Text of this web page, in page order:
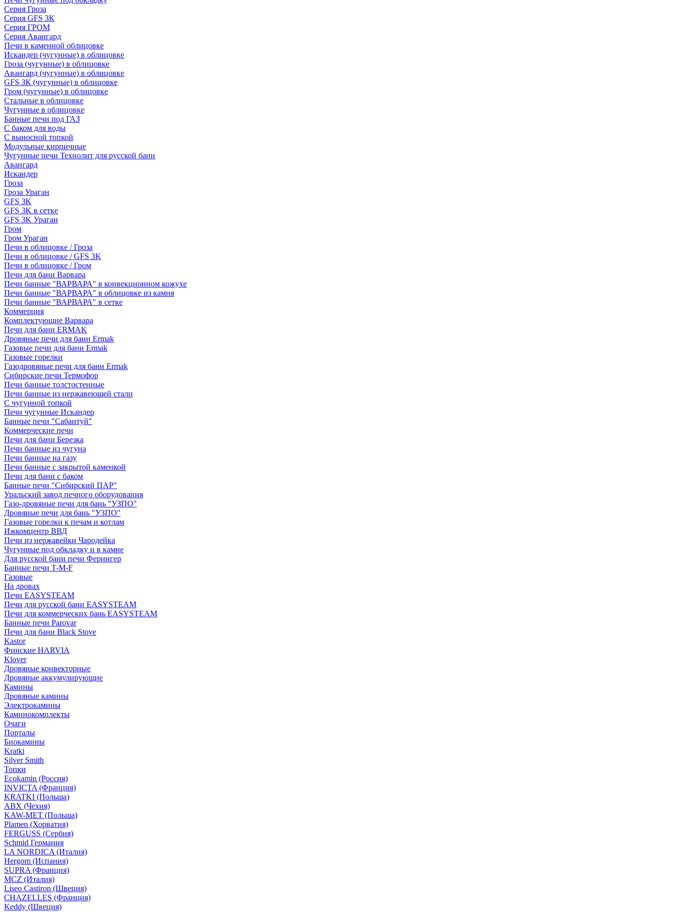
Серия Гроза
Серия GFS ЗК
Серия ГРОМ
Серия Авангард
Печи в каменной облицовке
Искандер (чугунные) в облицовке
Гроза (чугунные) в облицовке
Авангард (чугунные) в облицовке
GFS ЗК (чугунные) в облицовке
Гром (чугунные) в облицовке
Стальные в облицовке
Чугунные в облицовке
Банные печи под ГАЗ
С баком для воды
С выносной топкой
Модульные кирпичные
Чугунные печи Технолит для русской бани
Авангард
Искандер
Гроза
Гроза Ураган
GFS 3K
GFS 3K в сетке
GFS 3K Ураган
Гром
Гром Ураган
Печи в облицовке / Гроза
Печи в облицовке / GFS 3K
Печи в облицовке / Гром
Печи для бани Варвара
Печи банные "ВАРВАРА" в конвекционном кожухе
Печи банные "ВАРВАРА" в облицовке из камня
Печи банные "ВАРВАРА" в сетке
Коммерция
Комплектующие Варвара
Печи для бани ERMAK
Дровяные печи для бани Ermak
Газовые печи для бани Ermak
Газовые горелки
Газодровяные печи для бани Ermak
Сибирские печи Термофор
Печи банные толстостенные
Печи банные из нержавеющей стали
С чугунной топкой
Печи чугунные Искандер
Банные печи "Сабантуй"
Коммерческие печи
Печи для бани Березка
Печи банные из чугуна
Печи банные на газу
Печи банные с закрытой каменкой
Печи для бани с баком
Банные печи "Сибирский ПАР"
Уральский завод печного оборудования
Газо-дровяные печи для бань "УЗПО"
Дровяные печи для бань "УЗПО"
Газовые горелки к печам и котлам
Ижкомцентр ВВД
Печи из нержавейки Чародейка
Чугунные под обкладку и в камне
Для русской бани печи Ферингер
Банные печи T-M-F
Газовые
На дровах
Печи EASYSTEAM
Печи для русской бани EASYSTEAM
Печи для коммерческих бань EASYSTEAM
Банные печи Parovar
Печи для бани Black Stove
Kastor
Финские HARVIA
Klover
Дровяные конвекторные
Дровяные аккумулирующие
Камины
Дровяные камины
Электрокамины
Каминокомплекты
Очаги
Порталы
Биокамины
Kratki
Silver Smith
Топки
Ecokamin (Россия)
INVICTA (Франция)
KRATKI (Польша)
ABX (Чехия)
KAW-MET (Польша)
Plamen (Хорватия)
FERGUSS (Сербия)
Schmid Германия
LA NORDICA (Италия)
Hergom (Испания)
SUPRA (Франция)
MCZ (Италия)
Liseo Castiron (Швеция)
CHAZELLES (Франция)
Keddy (Швеция)